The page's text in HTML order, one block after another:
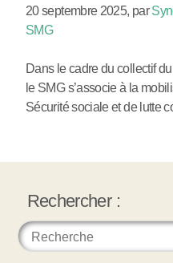
20 septembre 2025, par
SMG
Dans le cadre du collectif
le SMG s’associe à la
Sécurité sociale et de lutte
Rechercher :